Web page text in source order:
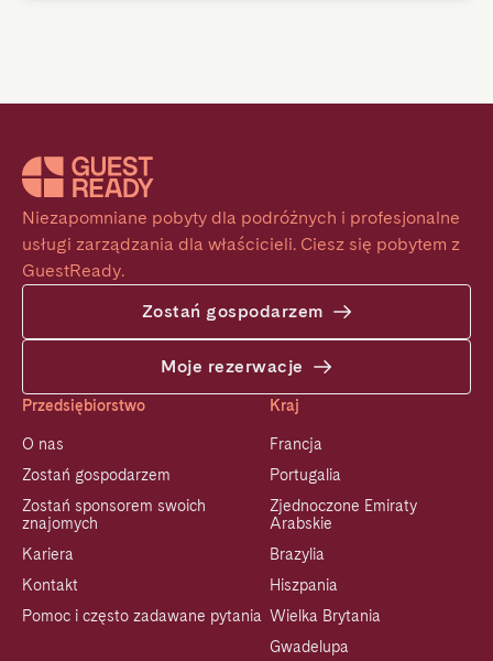
Niezapomniane pobyty dla podróżnych i profesjonalne
usługi zarządzania dla właścicieli. Ciesz się pobytem z
GuestReady.
Zostań gospodarzem
Moje rezerwacje
Przedsiębiorstwo
O nas
Zostań gospodarzem
Zostań sponsorem swoich
znajomych
Kariera
Kontakt
Pomoc i często zadawane pytania
Kraj
Francja
Portugalia
Zjednoczone Emiraty
Arabskie
Brazylia
Hiszpania
Wielka Brytania
Gwadelupa